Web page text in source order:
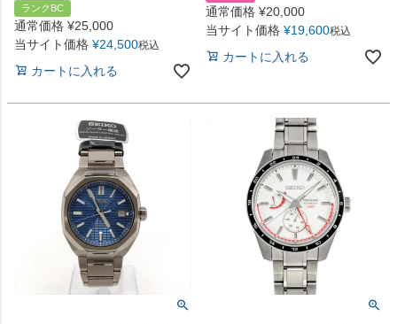
ランクBC
通常価格 ¥25,000
当サイト価格 ¥24,500税込
カートに入れる
通常価格 ¥20,000
当サイト価格 ¥19,600税込
カートに入れる